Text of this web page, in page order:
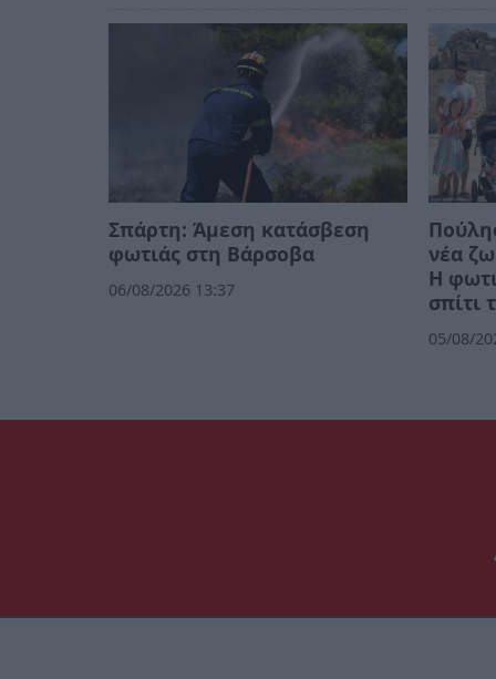
Σπάρτη: Άμεση κατάσβεση
φωτιάς στη Βάρσοβα
06/08/2026 13:37
νέα
Η
σπίτι
05/08/